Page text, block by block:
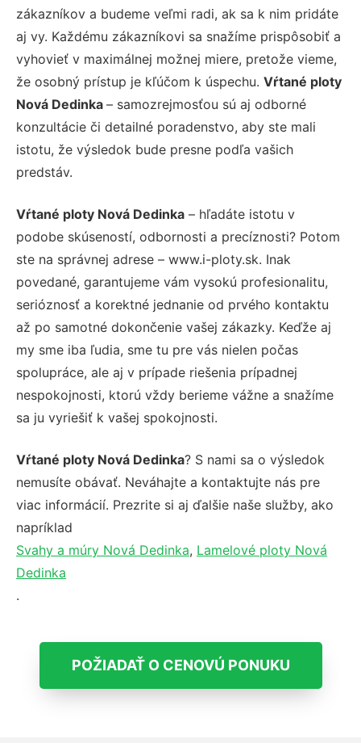
zákazníkov a budeme veľmi radi, ak sa k nim pridáte
aj vy. Každému zákazníkovi sa snažíme prispôsobiť a
vyhovieť v maximálnej možnej miere, pretože vieme,
že osobný prístup je kľúčom k úspechu. Vŕtané ploty
Nová Dedinka – samozrejmosťou sú aj odborné
konzultácie či detailné poradenstvo, aby ste mali
istotu, že výsledok bude presne podľa vašich
predstáv.
Vŕtané ploty Nová Dedinka – hľadáte istotu v
podobe skúseností, odbornosti a precíznosti? Potom
ste na správnej adrese – www.i-ploty.sk. Inak
povedané, garantujeme vám vysokú profesionalitu,
serióznosť a korektné jednanie od prvého kontaktu
až po samotné dokončenie vašej zákazky. Keďže aj
my sme iba ľudia, sme tu pre vás nielen počas
spolupráce, ale aj v prípade riešenia prípadnej
nespokojnosti, ktorú vždy berieme vážne a snažíme
sa ju vyriešiť k vašej spokojnosti.
Vŕtané ploty Nová Dedinka? S nami sa o výsledok
nemusíte obávať. Neváhajte a kontaktujte nás pre
viac informácií. Prezrite si aj ďalšie naše služby, ako
napríklad
Svahy a múry Nová Dedinka, Lamelové ploty Nová
Dedinka
.
POŽIADAŤ O CENOVÚ PONUKU